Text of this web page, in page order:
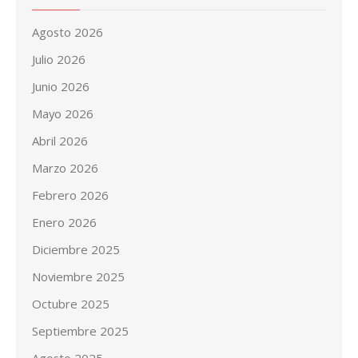
Agosto 2026
Julio 2026
Junio 2026
Mayo 2026
Abril 2026
Marzo 2026
Febrero 2026
Enero 2026
Diciembre 2025
Noviembre 2025
Octubre 2025
Septiembre 2025